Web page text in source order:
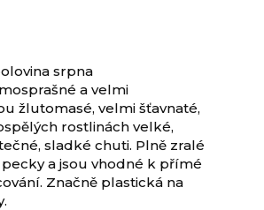
srpna
a velmi
žlutomasé, velmi šťavnaté,
rostlinách velké,
sladké chuti. Plně zralé
a jsou vhodné k přímé
Značně plastická na